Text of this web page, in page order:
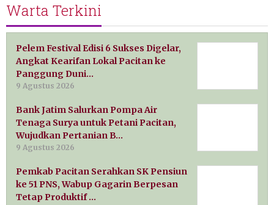
Warta Terkini
Pelem Festival Edisi 6 Sukses Digelar,
Angkat Kearifan Lokal Pacitan ke
Panggung Duni…
9 Agustus 2026
Bank Jatim Salurkan Pompa Air
Tenaga Surya untuk Petani Pacitan,
Wujudkan Pertanian B…
9 Agustus 2026
Pemkab Pacitan Serahkan SK Pensiun
ke 51 PNS, Wabup Gagarin Berpesan
Tetap Produktif …